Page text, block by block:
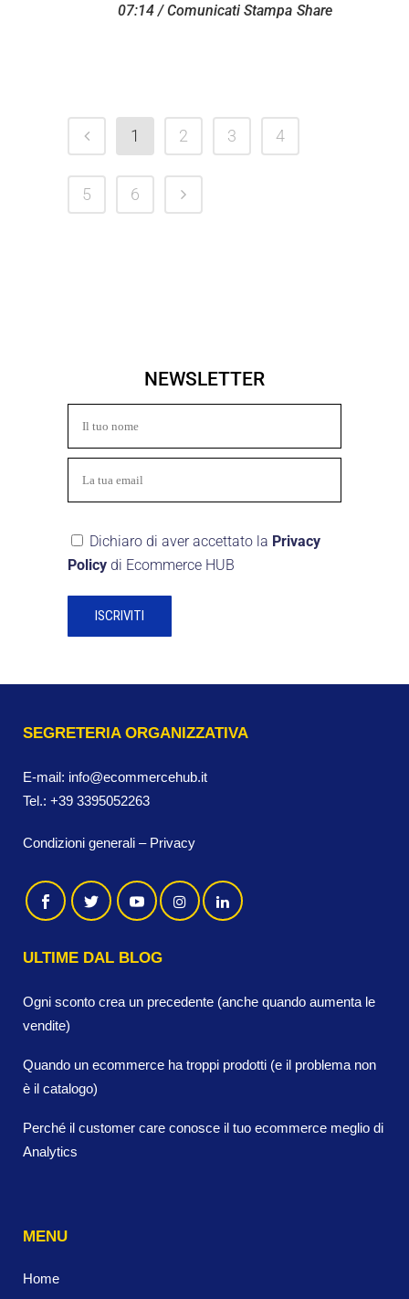
07:14 /Comunicati Stampa Share
1 2 3 4
5 6
NEWSLETTER
Dichiaro di aver accettato la Privacy
Policy di Ecommerce HUB
SEGRETERIA ORGANIZZATIVA
E-mail: info@ecommercehub.it
Tel.: +39 3395052263
Condizioni generali – Privacy
ULTIME DAL BLOG
Ogni sconto crea un precedente (anche quando aumenta le
vendite)
Quando un ecommerce ha troppi prodotti (e il problema non
è il catalogo)
Perché il customer care conosce il tuo ecommerce meglio di
Analytics
MENU
Home